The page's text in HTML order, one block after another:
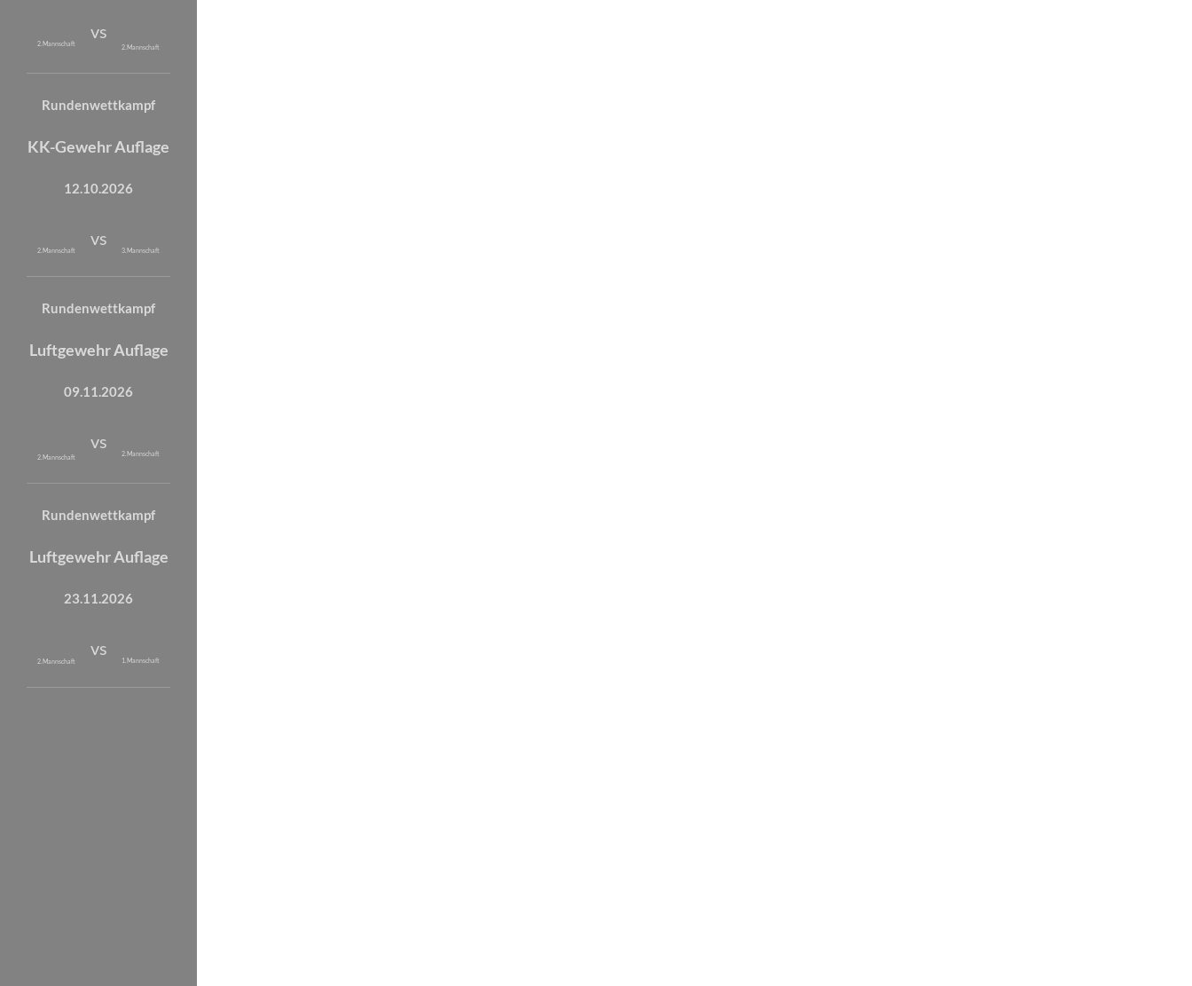
2. Mannschaft
vs
2. Mannschaft
Rundenwettkampf
KK-Gewehr Auflage
12.10.2026
2. Mannschaft
vs
3. Mannschaft
Rundenwettkampf
Luftgewehr Auflage
09.11.2026
2. Mannschaft
vs
2. Mannschaft
Rundenwettkampf
Luftgewehr Auflage
23.11.2026
2. Mannschaft
vs
1. Mannschaft